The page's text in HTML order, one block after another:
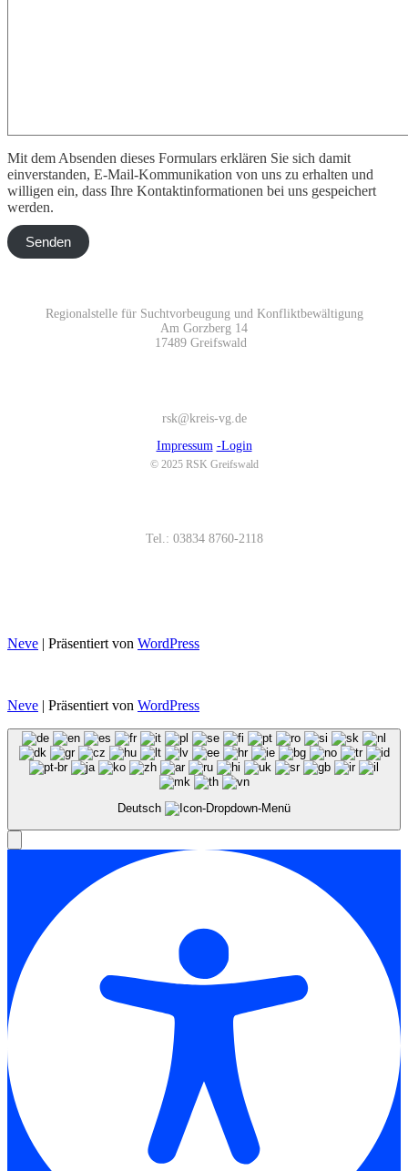
Mit dem Absenden dieses Formulars erklären Sie sich damit
einverstanden, E-Mail-Kommunikation von uns zu erhalten und
willigen ein, dass Ihre Kontaktinformationen bei uns gespeichert
werden.
Senden
Regionalstelle für Suchtvorbeugung und Konfliktbewältigung
Am Gorzberg 14
17489 Greifswald
rsk@kreis-vg.de
Impressum -Login
© 2025 RSK Greifswald
Tel.: 03834 8760-2118
Neve | Präsentiert von WordPress
Neve | Präsentiert von WordPress
Deutsch